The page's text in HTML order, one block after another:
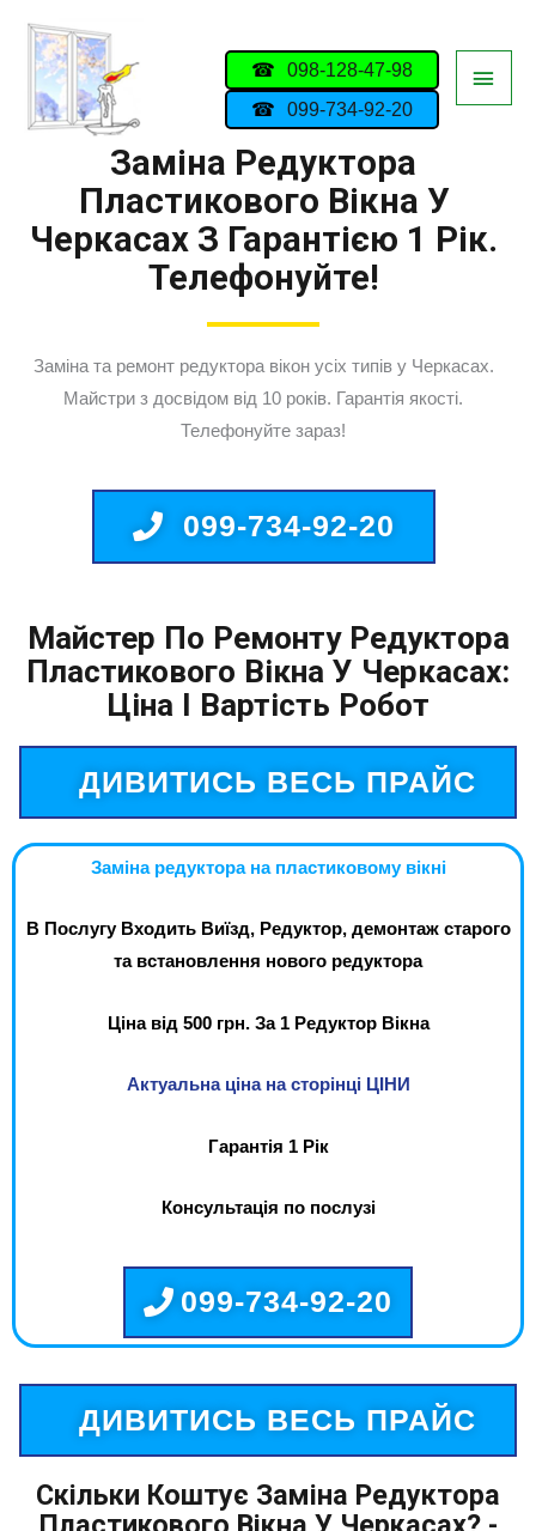
098-128-47-98
099-734-92-20
Заміна Редуктора
Пластикового Вікна У
Черкасах З Гарантією 1 Рік.
Телефонуйте!
Заміна та ремонт редуктора вікон усіх типів у Черкасах.
Майстри з досвідом від 10 років. Гарантія якості.
Телефонуйте зараз!
099-734-92-20
Майстер По Ремонту Редуктора
Пластикового Вікна У Черкасах:
Ціна І Вартість Робот
ДИВИТИСЬ ВЕСЬ ПРАЙС
Заміна редуктора на пластиковому вікні
В Послугу Входить Виїзд, Редуктор, демонтаж старого
та встановлення нового редуктора
Ціна від 500 грн. За 1 Редуктор Вікна
Актуальна ціна на сторінці ЦІНИ
Гарантія 1 Рік
Консультація по послузі
099-734-92-20
ДИВИТИСЬ ВЕСЬ ПРАЙС
Скільки Коштує Заміна Редуктора